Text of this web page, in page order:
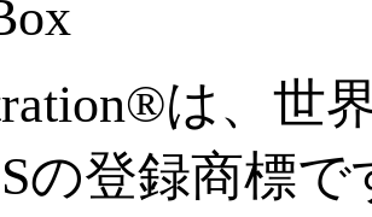
は、世
の登録商標で